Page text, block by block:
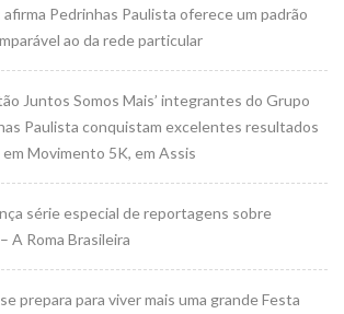
Pedrinhas Paulista oferece um padrão
ao da rede particular
Juntos Somos Mais’ integrantes do Grupo
Paulista conquistam excelentes resultados
em Movimento 5K, em Assis
série especial de reportagens sobre
A Roma Brasileira
prepara para viver mais uma grande Festa